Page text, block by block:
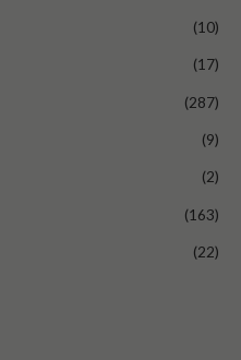
(10)
(17)
(287)
(9)
(2)
(163)
(22)